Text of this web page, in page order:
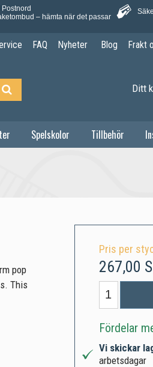
– hämta när det passar
FAQ Nyheter Blog Frakt
Ditt
Spelskolor Tillbehör
pop
This
Pris per
267,00
Fördelar
Vi skickar
arbetsdagar